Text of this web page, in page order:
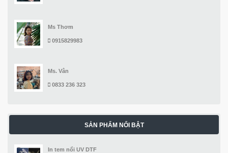
Ms Thơm
0915829983
Ms. Vân
0833 236 323
SẢN PHẨM NỔI BẬT
In tem nổi UV DTF